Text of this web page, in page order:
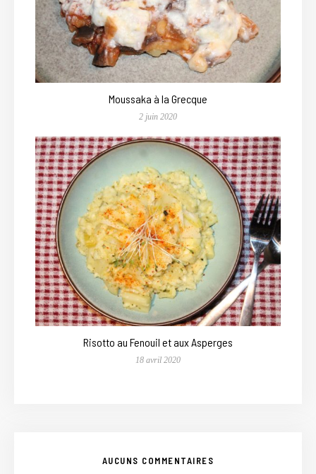
Moussaka à la Grecque
2 juin 2020
Risotto au Fenouil et aux Asperges
18 avril 2020
AUCUNS COMMENTAIRES